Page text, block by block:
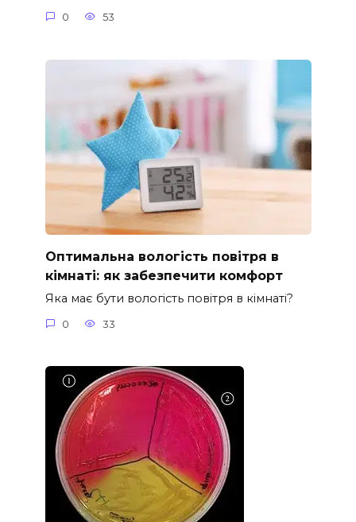
0 53
Оптимальна вологість повітря в
кімнаті: як забезпечити комфорт
Яка має бути вологість повітря в кімнаті?
0 33